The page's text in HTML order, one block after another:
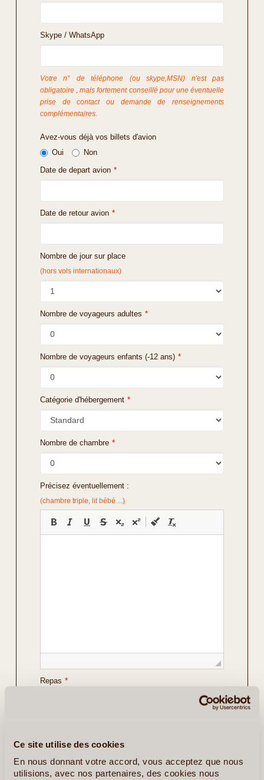
Ce site utilise des cookies
En nous donnant votre accord, vous acceptez que nous
utilisions, avec nos partenaires, des cookies nous
Skype / WhatsApp
Votre n° de téléphone (ou skype,MSN) n'est pas
obligatoire , mais fortement conseillé pour une éventuelle
prise de contact ou demande de renseignements
complémentaires.
Avez-vous déjà vos billets d'avion
Oui
Non
Date de depart avion *
Date de retour avion *
Nombre de jour sur place
(hors vols internationaux)
Nombre de voyageurs adultes *
Nombre de voyageurs enfants (-12 ans) *
Catégorie d'hébergement *
Nombre de chambre *
Précisez éventuellement :
(chambre triple, lit bébé ...)
Repas *
Avec Guide
Avec Voiture de Location
Détails sur le voyage envisagé *